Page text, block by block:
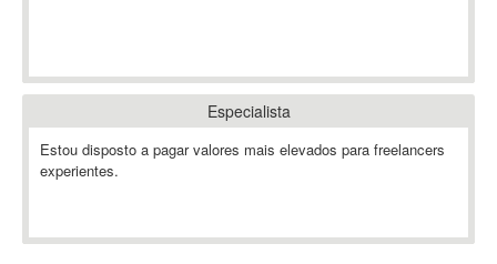
Ableton Live
Abstract
Abstract Window Toolkit (AWT)
AC Drives
Especialista
Estou disposto a pagar valores mais elevados para freelancers
experientes.